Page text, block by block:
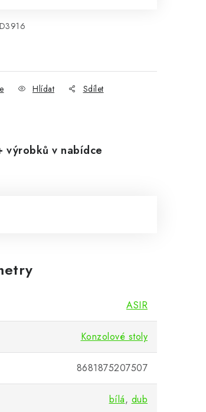
Hlídat Sdílet
výrobků v nabídce
ASIR
Konzolové stoly
8681875207507
bílá, dub